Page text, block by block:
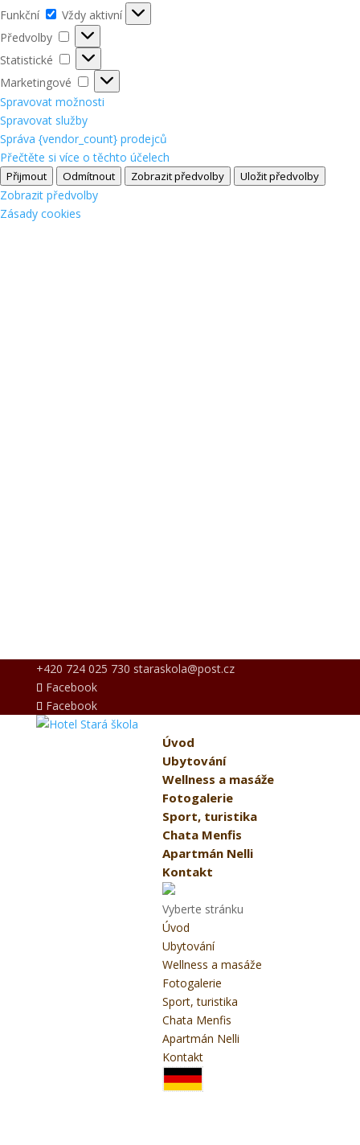
Funkční
Funkční
Vždy aktivní
Předvolby
Předvolby
Statistické
Statistické
Marketingové
Marketingové
Spravovat možnosti
Spravovat služby
Správa {vendor_count} prodejců
Přečtěte si více o těchto účelech
Přijmout Odmítnout Zobrazit předvolby Uložit předvolby
Zobrazit předvolby
Zásady cookies
+420 724 025 730 staraskola@post.cz
Facebook
Facebook
Úvod
Ubytování
Wellness a masáže
Fotogalerie
Sport, turistika
Chata Menfis
Apartmán Nelli
Kontakt
Vyberte stránku
Úvod
Ubytování
Wellness a masáže
Fotogalerie
Sport, turistika
Chata Menfis
Apartmán Nelli
Kontakt